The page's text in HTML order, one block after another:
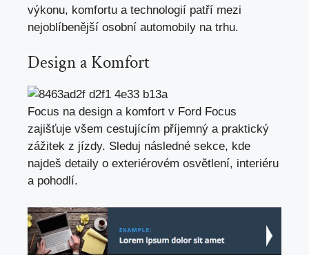
výkonu, komfortu a technologií patří mezi
nejoblíbenější osobní automobily na trhu.
Design a Komfort
Focus na design a komfort v Ford Focus
zajišťuje všem cestujícím příjemný a praktický
zážitek z jízdy. Sleduj následné sekce, kde
najdeš detaily o exteriérovém osvětlení, interiéru
a pohodlí.